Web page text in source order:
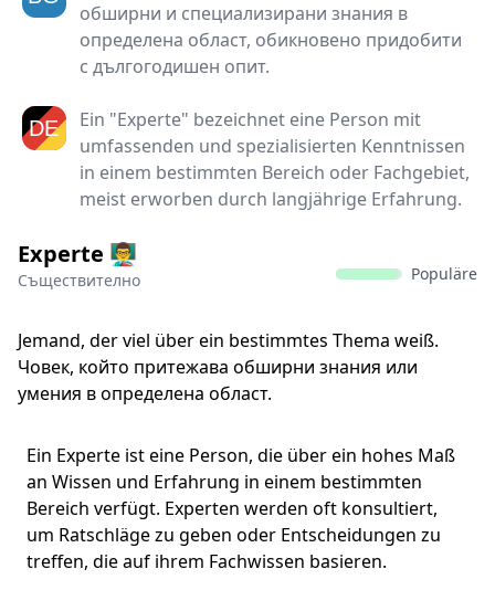
обширни и специализирани знания в
определена област, обикновено придобити
с дългогодишен опит.
Ein "Experte" bezeichnet eine Person mit
umfassenden und spezialisierten Kenntnissen
in einem bestimmten Bereich oder Fachgebiet,
meist erworben durch langjährige Erfahrung.
Experte 👨‍🏫
Съществително Populäre
Jemand, der viel über ein bestimmtes Thema weiß.
Човек, който притежава обширни знания или
умения в определена област.
Ein Experte ist eine Person, die über ein hohes Maß
an Wissen und Erfahrung in einem bestimmten
Bereich verfügt. Experten werden oft konsultiert,
um Ratschläge zu geben oder Entscheidungen zu
treffen, die auf ihrem Fachwissen basieren.